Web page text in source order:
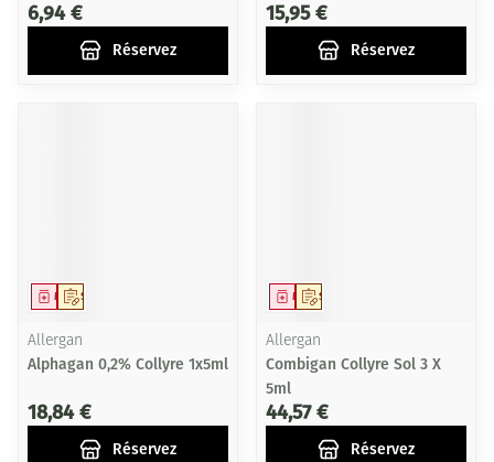
6,94 €
Réservez
15,95 €
Réservez
Sur prescription
Médicament
Allergan
Alphagan 0,2% Collyre 1x5ml
18,84 €
Réservez
Sur prescription
Médicament
Allergan
Combigan Collyre Sol 3 X
5ml
44,57 €
Réservez